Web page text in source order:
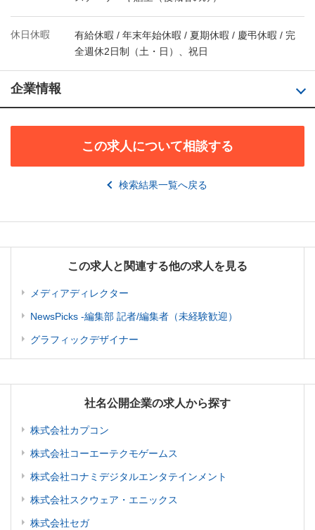
休日休暇
有給休暇 / 年末年始休暇 / 夏期休暇 / 慶弔休暇 / 完
全週休2日制（土・日）、祝日
企業情報
この求人について相談する
検索結果一覧へ戻る
この求人と関連する他の求人を見る
メディアディレクター
NewsPicks -編集部 記者/編集者（未経験歓迎）
グラフィックデザイナー
社名公開企業の求人から探す
株式会社カプコン
株式会社コーエーテクモゲームス
株式会社コナミデジタルエンタテインメント
株式会社スクウェア・エニックス
株式会社セガ